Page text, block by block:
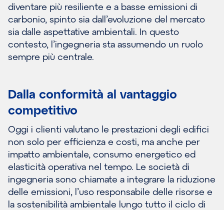
diventare più resiliente e a basse emissioni di
carbonio, spinto sia dall’evoluzione del mercato
sia dalle aspettative ambientali. In questo
contesto, l’ingegneria sta assumendo un ruolo
sempre più centrale.
Dalla conformità al vantaggio
competitivo
Oggi i clienti valutano le prestazioni degli edifici
non solo per efficienza e costi, ma anche per
impatto ambientale, consumo energetico ed
elasticità operativa nel tempo. Le società di
ingegneria sono chiamate a integrare la riduzione
delle emissioni, l’uso responsabile delle risorse e
la sostenibilità ambientale lungo tutto il ciclo di